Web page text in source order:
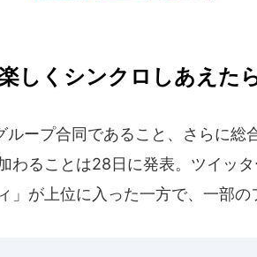
しくシンクロしあえたら
ープ合同であること、さらに総
わることは28日に発表。ツイッ
」が上位に入った一方で、一部の